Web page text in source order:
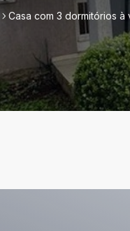
Casa com 3 dormitórios